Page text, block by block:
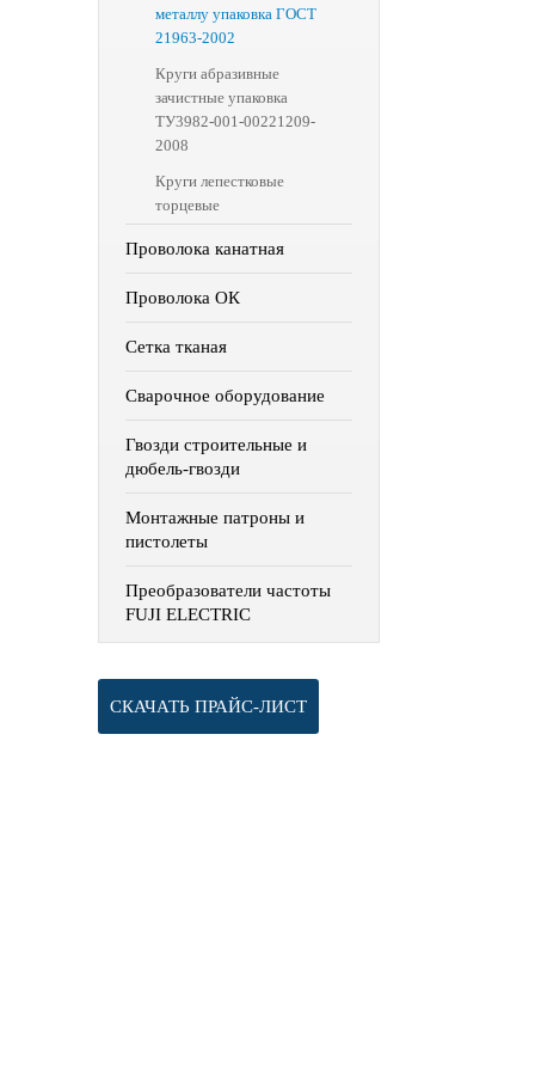
металлу упаковка ГОСТ
21963-2002
Круги абразивные
зачистные упаковка
ТУ3982-001-00221209-
2008
Круги лепестковые
торцевые
Проволока канатная
Проволока ОК
Сетка тканая
Сварочное оборудование
Гвозди строительные и
дюбель-гвозди
Монтажные патроны и
пистолеты
Преобразователи частоты
FUJI ELECTRIC
СКАЧАТЬ ПРАЙС-ЛИСТ